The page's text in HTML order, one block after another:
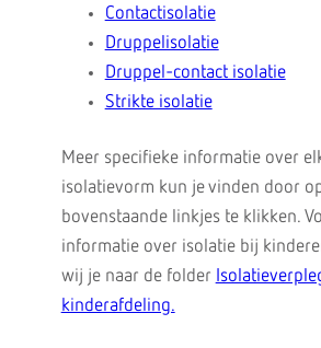
Contactisolatie
Druppelisolatie
Druppel-contact isolatie
Strikte isolatie
Meer specifieke informatie over
isolatievorm kun je vinden door
bovenstaande linkjes te klikken.
informatie over isolatie bij
wij je naar de folder
kinderafdeling.